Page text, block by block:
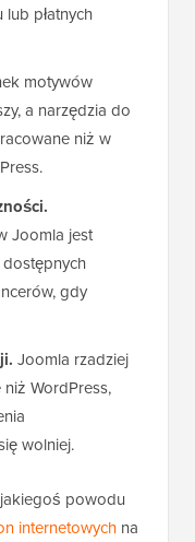
płatnych
motywów
a narzędzia do
niż w
Joomla jest
dostępnych
gdy
Joomla rzadziej
WordPress,
wolniej.
powodu
internetowych na